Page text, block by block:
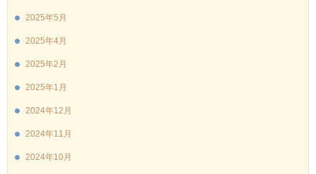
2025年5月
2025年4月
2025年2月
2025年1月
2024年12月
2024年11月
2024年10月